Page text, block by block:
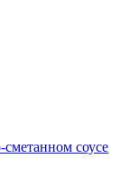
соусе